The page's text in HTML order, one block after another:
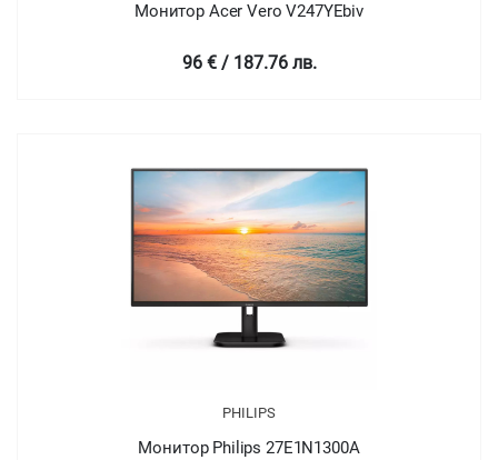
Монитор Acer Vero V247YEbiv
96 € / 187.76 лв.
PHILIPS
Монитор Philips 27E1N1300A